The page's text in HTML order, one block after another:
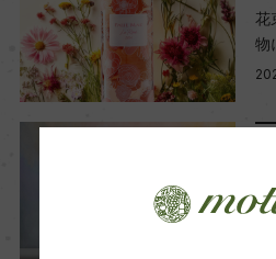
国内ワイン専門誌評価歴
Wine Spectator 得点
花
物
今